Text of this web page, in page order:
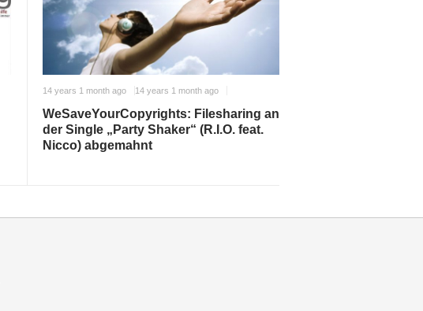
14 years 1 month ago 14 years 1 month ago
WeSaveYourCopyrights: Filesharing an
der Single „Party Shaker“ (R.I.O. feat.
Nicco) abgemahnt